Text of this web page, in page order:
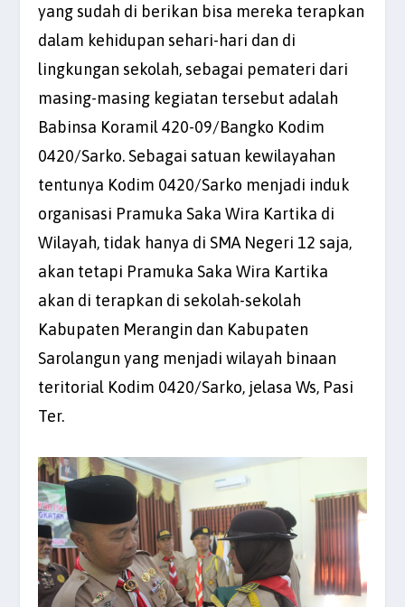
yang sudah di berikan bisa mereka terapkan
dalam kehidupan sehari-hari dan di
lingkungan sekolah, sebagai pemateri dari
masing-masing kegiatan tersebut adalah
Babinsa Koramil 420-09/Bangko Kodim
0420/Sarko. Sebagai satuan kewilayahan
tentunya Kodim 0420/Sarko menjadi induk
organisasi Pramuka Saka Wira Kartika di
Wilayah, tidak hanya di SMA Negeri 12 saja,
akan tetapi Pramuka Saka Wira Kartika
akan di terapkan di sekolah-sekolah
Kabupaten Merangin dan Kabupaten
Sarolangun yang menjadi wilayah binaan
teritorial Kodim 0420/Sarko, jelasa Ws, Pasi
Ter.